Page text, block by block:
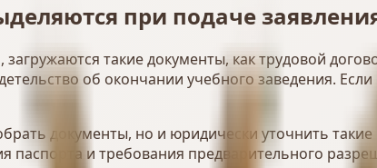
при подаче
такие документы, как трудовой
об окончании учебного заведения.
документы, но и юридически уточнить
паспорта и требования предварительного